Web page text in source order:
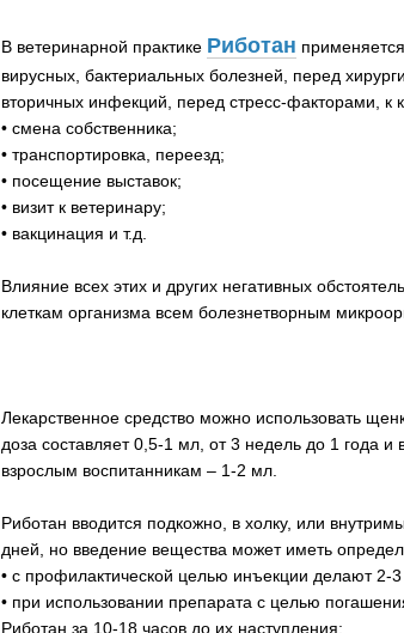
В ветеринарной практике Риботан
вирусных, бактериальных болезней, перед
вторичных инфекций, перед стресс-факторами, к
• смена собственника;
• транспортировка, переезд;
• посещение выставок;
• визит к ветеринару;
• вакцинация и т.д.
Влияние всех этих и других негативных
клеткам организма всем болезнетворным
Лекарственное средство можно использовать
доза составляет 0,5-1 мл, от 3 недель до 1 года
взрослым воспитанникам – 1-2 мл.
Риботан вводится подкожно, в холку, или
дней, но введение вещества может иметь
• с профилактической целью инъекции делают 2-
• при использовании препарата с целью
Риботан за 10-18 часов до их наступления;